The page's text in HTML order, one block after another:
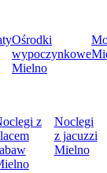
Ośrodki
wypoczynkowe
Mielno
z
Noclegi
z jacuzzi
Mielno